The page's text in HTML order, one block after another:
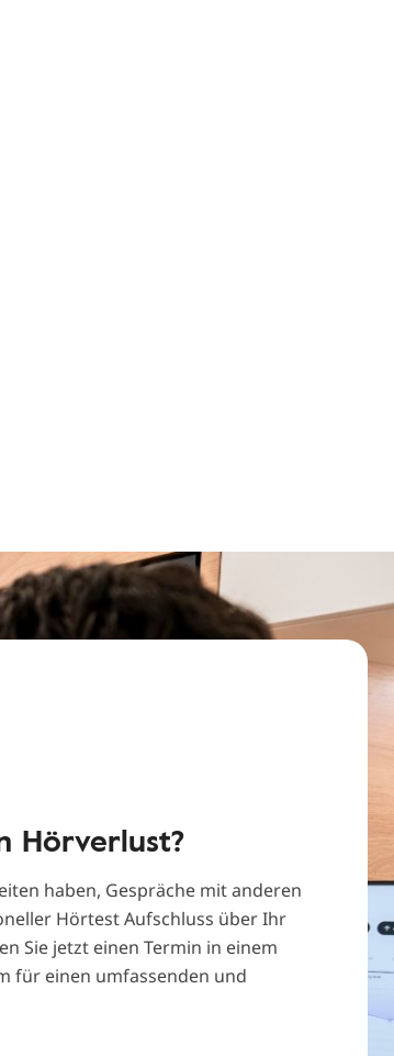
Hörverlust?
haben, Gespräche mit anderen
Hörtest Aufschluss über Ihr
Sie jetzt einen Termin in einem
für einen umfassenden und